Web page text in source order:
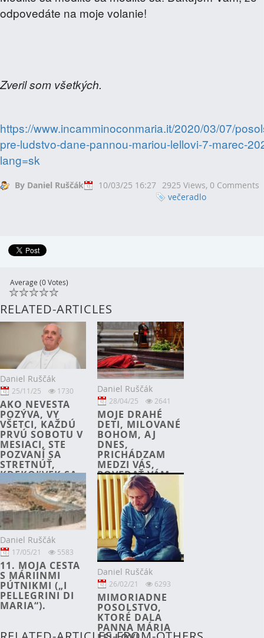
odpovedáte na moje volanie!
Zveril som všetkých.
https://www.incamminoconmaria.it/2020/03/07/
pre-ludstvo-dane-pannou-mariou-lellovi-7-marec-
lang=sk
By Daniel Ruščák 10/03/25 16:27 2925 Views, 0 Comments
večeradlo
Average (0 Votes)
RELATED-ARTICLES
Daniel Ruščák
25/11/25 1730
AKO NEVESTA
POZÝVA, VY
VŠETCI, KAŽDÚ
PRVÚ SOBOTU V
MESIACI, STE
POZVANÍ SA
STRETNÚŤ,
KDEKOĽVEK SA
NACHÁDZATE,
ABY STE PRIJALI
MÔJ PRÍCHOD.
Daniel Ruščák
28/04/25 2641
MOJE DRAHÉ
DETI, MILOVANÉ
BOHOM, AJ
DNES,
PRICHÁDZAM
MEDZI VÁS,
POVEDAŤ VÁM,
ABY STE SA
VRÁTILI K BOHU;
Daniel Ruščák
17/05/21 5583
11. MOJA CESTA
S MÁRIINMI
PÚTNIKMI („I
PELLEGRINI DI
MARIA“).
Daniel Ruščák
26/02/21 6293
MIMORIADNE
POSOLSTVO,
KTORÉ DALA
PANNA MÁRIA